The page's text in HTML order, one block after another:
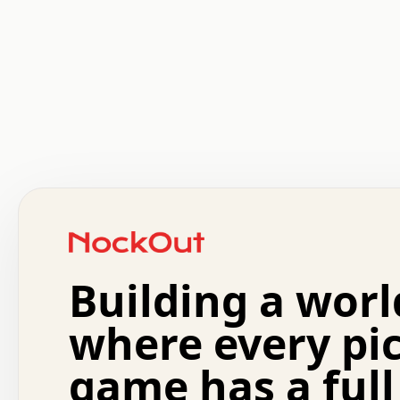
.   +   .   .   o   .   .   .   .   .   .   :   .
.   .   .   o   .   .   .   .   .   .   .   .   x   .
.   .   .   .   +   .   .   .   .   .   .   .   +
.   :   .   .   .   .   .   .   .   .   o   .   .
.   .   .   x   .   .   .   .   .   .   :   .   .   o
.   .   .   .   :   .   .   .   .   o   .   .   .
+   .   .   :   .   .   .   .   .   .   .   .   .
.   .   .   .   .   .   .   :   .   .   .   .   .
Building a
where every
game has a full